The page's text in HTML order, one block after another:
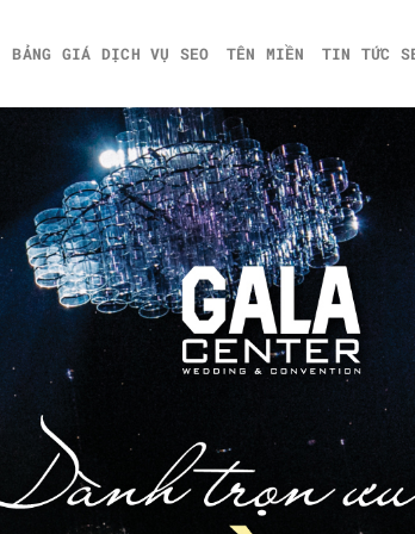
BẢNG GIÁ DỊCH VỤ SEO TÊN MIỀN TIN TỨC